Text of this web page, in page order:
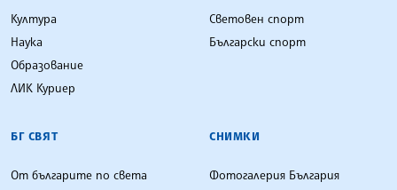
Култура
Наука
Образование
ЛИК Куриер
Световен спорт
Български спорт
БГ СВЯТ
От българите по света
СНИМКИ
Фотогалерия България